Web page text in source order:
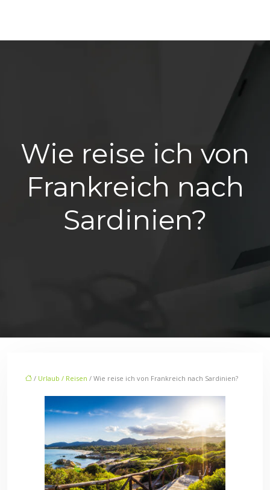
Wie reise ich von
Frankreich nach
Sardinien?
/ Urlaub / Reisen / Wie reise ich von Frankreich nach Sardinien?